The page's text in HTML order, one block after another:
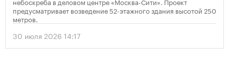
предусматривает возведение 52-этажного здания высотой 250
метров.
30 июля 2026 14:17